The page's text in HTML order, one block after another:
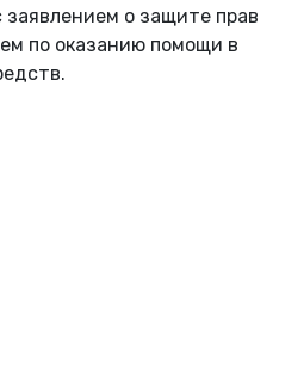
о защите прав
по оказанию помощи в